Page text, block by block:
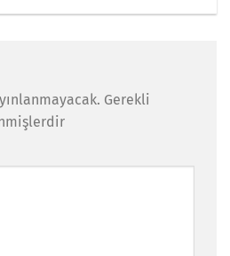
Gerekli